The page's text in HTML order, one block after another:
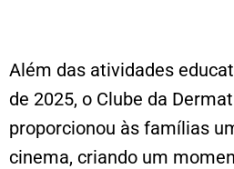
Além das atividades
de 2025, o Clube da
proporcionou às famílias
cinema, criando um